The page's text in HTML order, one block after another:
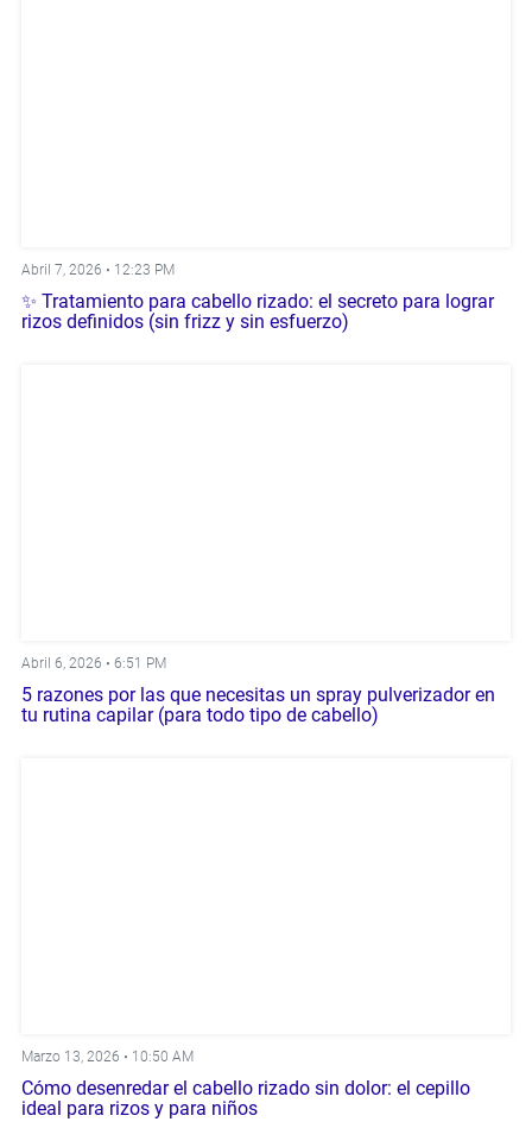
Abril 7, 2026 • 12:23 PM
✨ Tratamiento para cabello rizado: el secreto para lograr
rizos definidos (sin frizz y sin esfuerzo)
Abril 6, 2026 • 6:51 PM
5 razones por las que necesitas un spray pulverizador en
tu rutina capilar (para todo tipo de cabello)
Marzo 13, 2026 • 10:50 AM
Cómo desenredar el cabello rizado sin dolor: el cepillo
ideal para rizos y para niños